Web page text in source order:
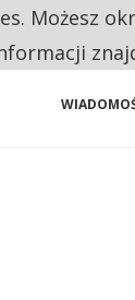
WIELU
Możesz